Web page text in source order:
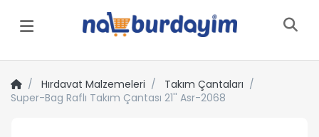
Menü
Hırdavat Malzemeleri
Takım Çantaları
Super-Bag Raflı Takım Çantası 21'' Asr-2068